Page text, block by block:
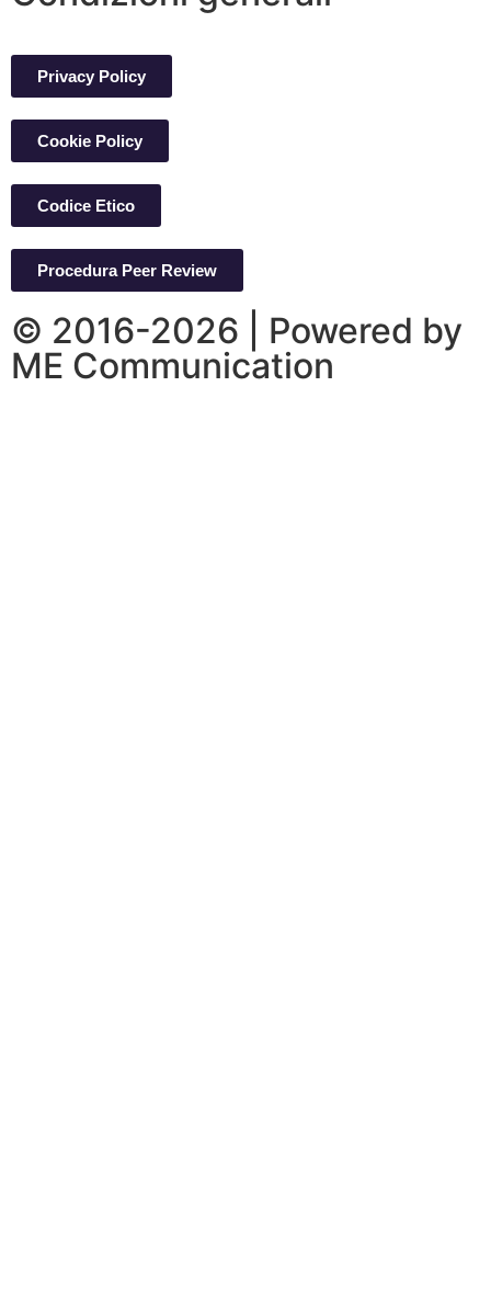
Privacy Policy
Cookie Policy
Codice Etico
Procedura Peer Review
© 2016-2026 | Powered by
ME Communication